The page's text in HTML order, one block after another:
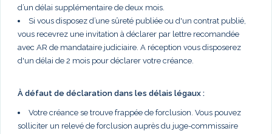
d’un délai supplémentaire de deux mois.
Si vous disposez d’une sûreté publiée ou d'un contrat publié,
vous recevrez une invitation à déclarer par lettre recomandée
avec AR de mandataire judiciaire. A réception vous disposerez
d'un délai de 2 mois pour déclarer votre créance.
À défaut de déclaration dans les délais légaux :
Votre créance se trouve frappée de forclusion. Vous pouvez
solliciter un relevé de forclusion auprès du juge-commissaire